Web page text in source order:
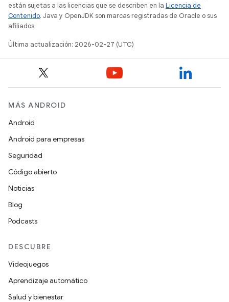
están sujetas a las licencias que se describen en la Licencia de
Contenido. Java y OpenJDK son marcas registradas de Oracle o sus
afiliados.
Última actualización: 2026-02-27 (UTC)
MÁS ANDROID
Android
Android para empresas
Seguridad
Código abierto
Noticias
Blog
Podcasts
DESCUBRE
Videojuegos
Aprendizaje automático
Salud y bienestar